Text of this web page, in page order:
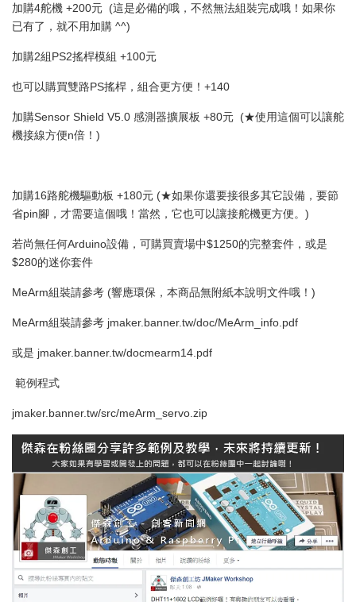
加購4舵機 +200元 (這是必備的哦，不然無法組裝完成哦！如果你
已有了，就不用加購 ^^)
加購2組PS2搖桿模組 +100元
也可以購買雙路PS搖桿，組合更方便！+140
加購Sensor Shield V5.0 感測器擴展板 +80元 (★使用這個可以讓舵
機接線方便n倍！)
加購16路舵機驅動板 +180元 (★如果你還要接很多其它設備，要節
省pin腳，才需要這個哦！當然，它也可以讓接舵機更方便。)
若尚無任何Arduino設備，可購買賣場中$1250的完整套件，或是
$280的迷你套件
MeArm組裝請參考 (響應環保，本商品無附紙本說明文件哦！)
MeArm組裝請參考 jmaker.banner.tw/doc/MeArm_info.pdf
或是 jmaker.banner.tw/docmearm14.pdf
範例程式
jmaker.banner.tw/src/meArm_servo.zip